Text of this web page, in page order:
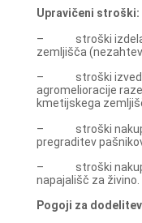
Upravičeni stroški:
– stroški
zemljišča
– stroški
agromelioracije
kmetijskega
– stroški nakupa
pregraditev
– stroški nakupa
napajališč za živino.
Pogoji za